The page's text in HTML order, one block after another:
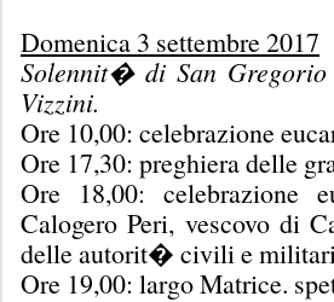
Domenica 3 settembre 2017
Solennit� di San
Vizzini.
Ore 10,00: celebrazione
Ore 17,30: preghiera delle
Ore 18,00: celebrazione
Calogero Peri, vescovo di
delle autorit� civili e
Ore 19,00: largo Matrice.